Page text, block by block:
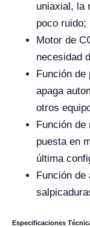
uniaxial, la
poco ruido;
Motor de
necesidad
Función de
apaga
otros
Función de
puesta en
última
Función de
Especificaciones